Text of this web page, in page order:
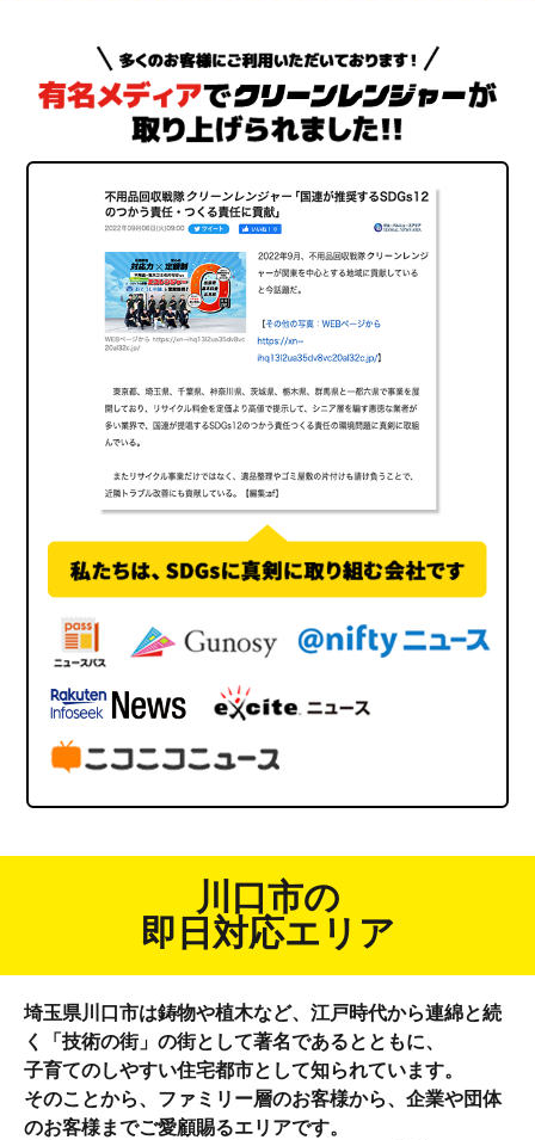
川口市の
即日対応エリア
埼玉県川口市は鋳物や植木など、江戸時代から連綿と続
く「技術の街」の街として著名であるとともに、
子育てのしやすい住宅都市として知られています。
そのことから、ファミリー層のお客様から、企業や団体
のお客様までご愛顧賜るエリアです。